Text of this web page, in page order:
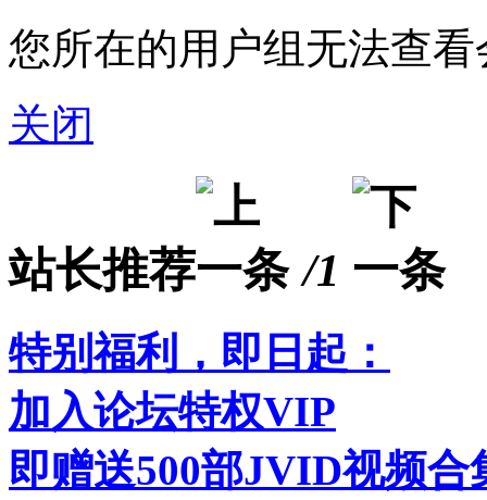
您所在的用户组无法查
关闭
站长推荐 /1
特别福利，即日起：
加入论坛特权VIP
即赠送500部JVID视频合